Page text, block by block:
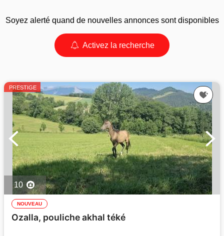
Soyez alerté quand de nouvelles annonces sont disponibles
Activez la recherche
PRESTIGE
10
NOUVEAU
Ozalla, pouliche akhal téké